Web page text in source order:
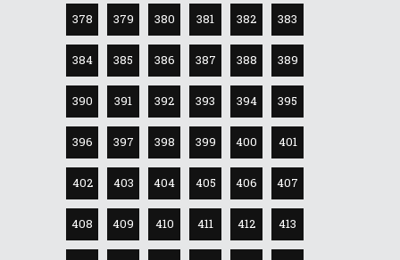
378 379 380 381 382 383
384 385 386 387 388 389
390 391 392 393 394 395
396 397 398 399 400 401
402 403 404 405 406 407
408 409 410 411 412 413